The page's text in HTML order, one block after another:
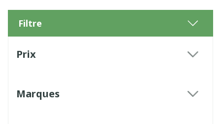
Filtre
Prix
Marques